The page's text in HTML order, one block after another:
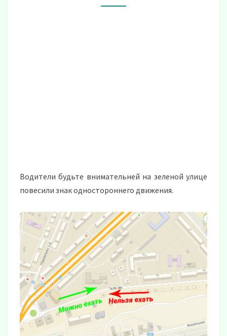
Водители будьте внимательней на зеленой улице
повесили знак одностороннего движения.